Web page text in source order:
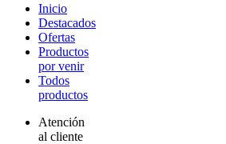
Inicio
Destacados
Ofertas
Productos
por venir
Todos
productos
Atención
al cliente